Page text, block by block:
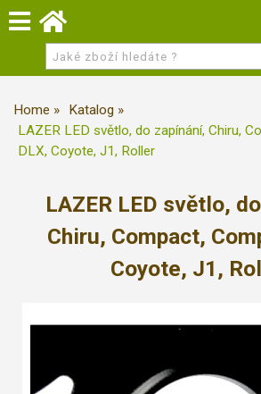
Home
Katalog
LAZER LED světlo, do zapínání, Chiru,
DLX, Coyote, J1, Roller
LAZER LED světlo,
Chiru, Compact,
Coyote, J1,